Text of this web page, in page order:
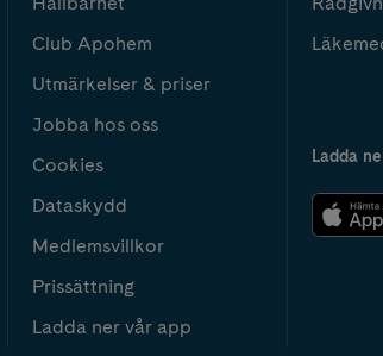
Club Apohem
Utmärkelser & priser
Jobba hos oss
Cookies
Dataskydd
Medlemsvillkor
Prissättning
Ladda ner vår app
Ladda